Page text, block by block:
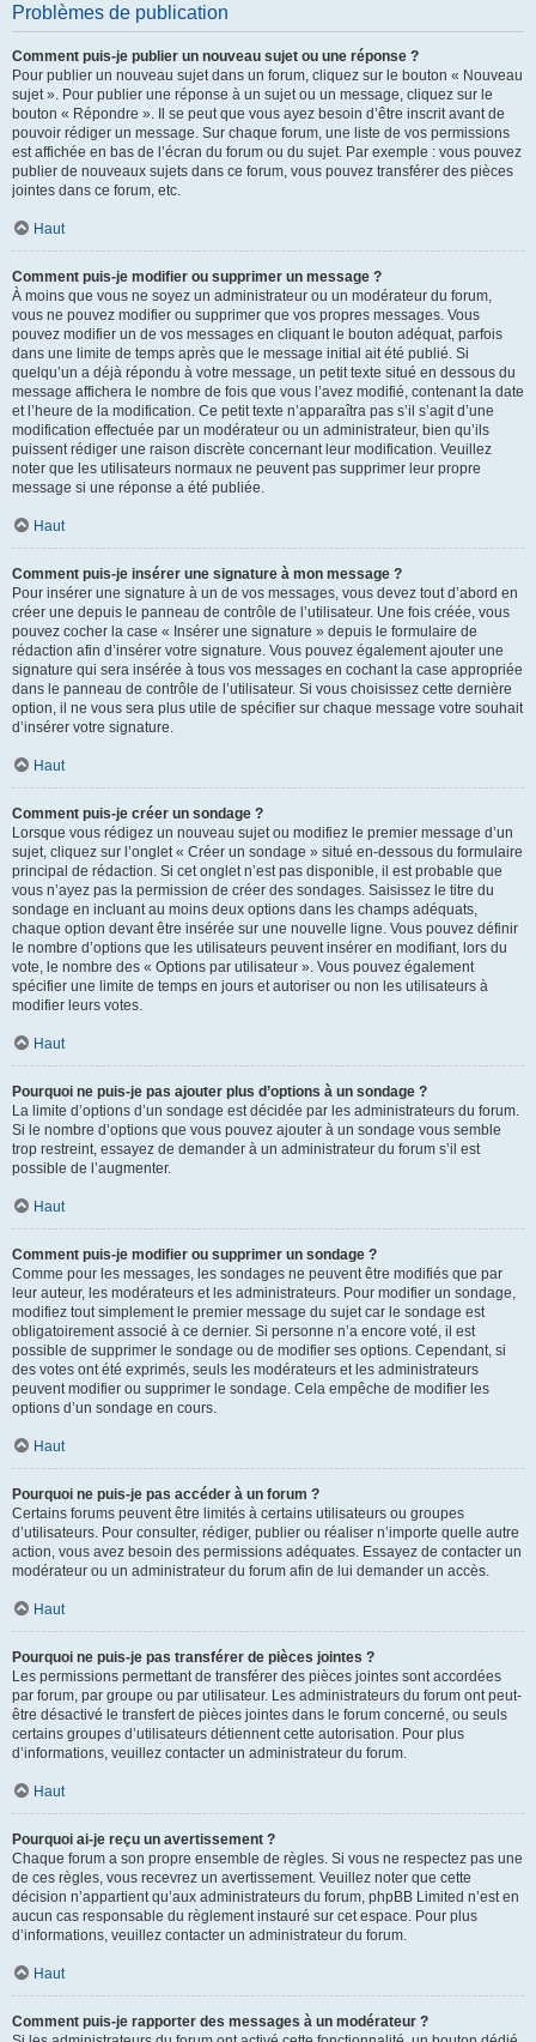
Problèmes de publication
Comment puis-je publier un nouveau sujet ou une réponse ?
Pour publier un nouveau sujet dans un forum, cliquez sur le bouton « Nouveau
sujet ». Pour publier une réponse à un sujet ou un message, cliquez sur le
bouton « Répondre ». Il se peut que vous ayez besoin d’être inscrit avant de
pouvoir rédiger un message. Sur chaque forum, une liste de vos permissions
est affichée en bas de l’écran du forum ou du sujet. Par exemple : vous pouvez
publier de nouveaux sujets dans ce forum, vous pouvez transférer des pièces
jointes dans ce forum, etc.
Haut
Comment puis-je modifier ou supprimer un message ?
À moins que vous ne soyez un administrateur ou un modérateur du forum,
vous ne pouvez modifier ou supprimer que vos propres messages. Vous
pouvez modifier un de vos messages en cliquant le bouton adéquat, parfois
dans une limite de temps après que le message initial ait été publié. Si
quelqu’un a déjà répondu à votre message, un petit texte situé en dessous du
message affichera le nombre de fois que vous l’avez modifié, contenant la date
et l’heure de la modification. Ce petit texte n’apparaîtra pas s’il s’agit d’une
modification effectuée par un modérateur ou un administrateur, bien qu’ils
puissent rédiger une raison discrète concernant leur modification. Veuillez
noter que les utilisateurs normaux ne peuvent pas supprimer leur propre
message si une réponse a été publiée.
Haut
Comment puis-je insérer une signature à mon message ?
Pour insérer une signature à un de vos messages, vous devez tout d’abord en
créer une depuis le panneau de contrôle de l’utilisateur. Une fois créée, vous
pouvez cocher la case « Insérer une signature » depuis le formulaire de
rédaction afin d’insérer votre signature. Vous pouvez également ajouter une
signature qui sera insérée à tous vos messages en cochant la case appropriée
dans le panneau de contrôle de l’utilisateur. Si vous choisissez cette dernière
option, il ne vous sera plus utile de spécifier sur chaque message votre souhait
d’insérer votre signature.
Haut
Comment puis-je créer un sondage ?
Lorsque vous rédigez un nouveau sujet ou modifiez le premier message d’un
sujet, cliquez sur l’onglet « Créer un sondage » situé en-dessous du formulaire
principal de rédaction. Si cet onglet n’est pas disponible, il est probable que
vous n’ayez pas la permission de créer des sondages. Saisissez le titre du
sondage en incluant au moins deux options dans les champs adéquats,
chaque option devant être insérée sur une nouvelle ligne. Vous pouvez définir
le nombre d’options que les utilisateurs peuvent insérer en modifiant, lors du
vote, le nombre des « Options par utilisateur ». Vous pouvez également
spécifier une limite de temps en jours et autoriser ou non les utilisateurs à
modifier leurs votes.
Haut
Pourquoi ne puis-je pas ajouter plus d’options à un sondage ?
La limite d’options d’un sondage est décidée par les administrateurs du forum.
Si le nombre d’options que vous pouvez ajouter à un sondage vous semble
trop restreint, essayez de demander à un administrateur du forum s’il est
possible de l’augmenter.
Haut
Comment puis-je modifier ou supprimer un sondage ?
Comme pour les messages, les sondages ne peuvent être modifiés que par
leur auteur, les modérateurs et les administrateurs. Pour modifier un sondage,
modifiez tout simplement le premier message du sujet car le sondage est
obligatoirement associé à ce dernier. Si personne n’a encore voté, il est
possible de supprimer le sondage ou de modifier ses options. Cependant, si
des votes ont été exprimés, seuls les modérateurs et les administrateurs
peuvent modifier ou supprimer le sondage. Cela empêche de modifier les
options d’un sondage en cours.
Haut
Pourquoi ne puis-je pas accéder à un forum ?
Certains forums peuvent être limités à certains utilisateurs ou groupes
d’utilisateurs. Pour consulter, rédiger, publier ou réaliser n’importe quelle autre
action, vous avez besoin des permissions adéquates. Essayez de contacter un
modérateur ou un administrateur du forum afin de lui demander un accès.
Haut
Pourquoi ne puis-je pas transférer de pièces jointes ?
Les permissions permettant de transférer des pièces jointes sont accordées
par forum, par groupe ou par utilisateur. Les administrateurs du forum ont peut-
être désactivé le transfert de pièces jointes dans le forum concerné, ou seuls
certains groupes d’utilisateurs détiennent cette autorisation. Pour plus
d’informations, veuillez contacter un administrateur du forum.
Haut
Pourquoi ai-je reçu un avertissement ?
Chaque forum a son propre ensemble de règles. Si vous ne respectez pas une
de ces règles, vous recevrez un avertissement. Veuillez noter que cette
décision n’appartient qu’aux administrateurs du forum, phpBB Limited n’est en
aucun cas responsable du règlement instauré sur cet espace. Pour plus
d’informations, veuillez contacter un administrateur du forum.
Haut
Comment puis-je rapporter des messages à un modérateur ?